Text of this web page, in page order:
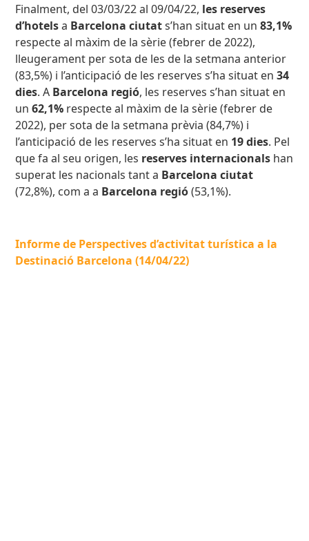
Finalment, del 03/03/22 al 09/04/22, les reserves
d’hotelsa Barcelona ciutats’han situat en un 83,1%
respecte al màxim de la sèrie (febrer de 2022),
lleugerament per sota de les de la setmana anterior
(83,5%) i l’anticipació de les reserves s’ha situat en 34
dies. A Barcelona regió, les reserves s’han situat en
un62,1% respecte al màxim de la sèrie (febrer de
2022), per sota de la setmana prèvia (84,7%) i
l’anticipació de les reserves s’ha situat en 19dies. Pel
que fa al seu origen, les reserves internacionals han
superat les nacionals tant a Barcelona ciutat
(72,8%), com a a Barcelona regió(53,1%).
Informe de Perspectives d’activitat turística a la
Destinació Barcelona (14/04/22)